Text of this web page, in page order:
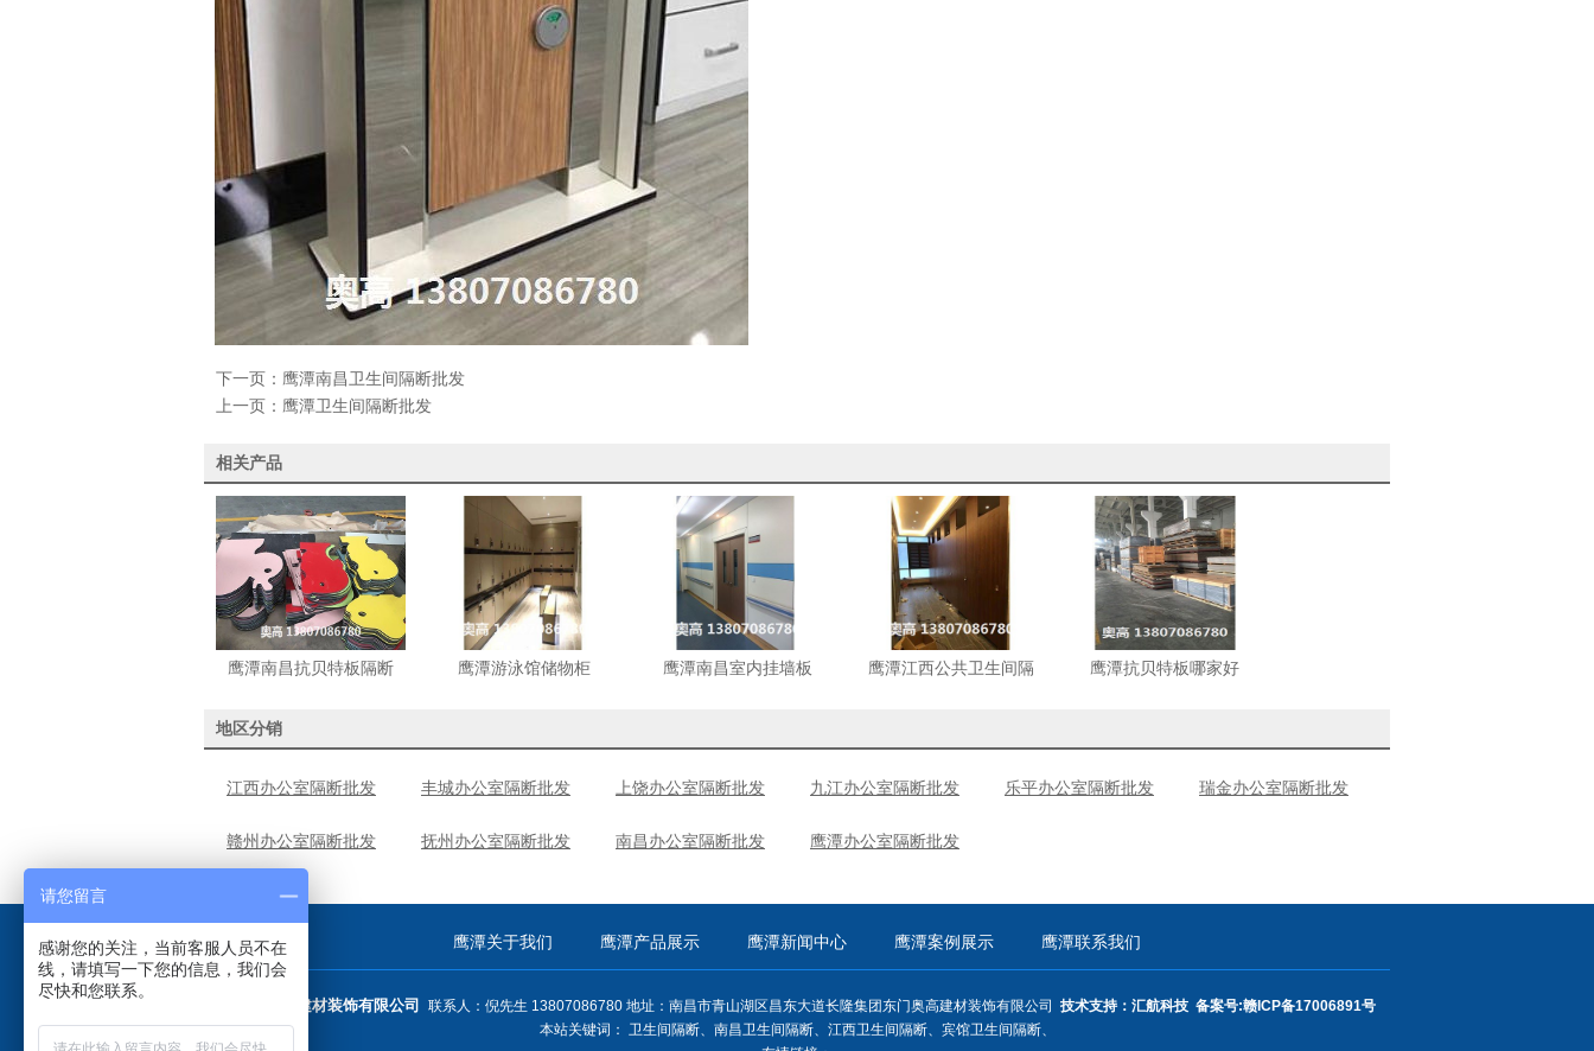
下一页： 鹰潭南昌卫生间隔断批发
上一页： 鹰潭卫生间隔断批发
相关产品
鹰潭南昌抗贝特板隔断 鹰潭游泳馆储物柜 鹰潭南昌室内挂墙板
鹰潭江西公共卫生间隔
鹰潭抗贝特板哪家好
地区分销
江西办公室隔断批发 丰城办公室隔断批发 上饶办公室隔断批发 九江办公室隔断批发 乐平办公室隔断批发 瑞金办公室隔断批发
赣州办公室隔断批发 抚州办公室隔断批发 南昌办公室隔断批发 鹰潭办公室隔断批发
鹰潭关于我们 鹰潭产品展示 鹰潭新闻中心 鹰潭案例展示 鹰潭联系我们
南昌市奥高建材装饰有限公司 联系人：倪先生 13807086780 地址：南昌市青山湖区昌东大道长隆集团东门奥高建材装饰有限公司 技术支持：汇航科技 备案号:赣ICP备17006891号
本站关键词： 卫生间隔断、 南昌卫生间隔断、 江西卫生间隔断、 宾馆卫生间隔断、
请您留言
感谢您的关注，当前客服人员不在
线，请填写一下您的信息，我们会
尽快和您联系。